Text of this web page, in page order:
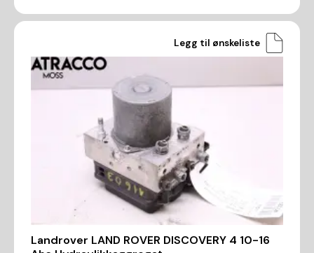
Legg til ønskeliste
Landrover LAND ROVER DISCOVERY 4 10-16